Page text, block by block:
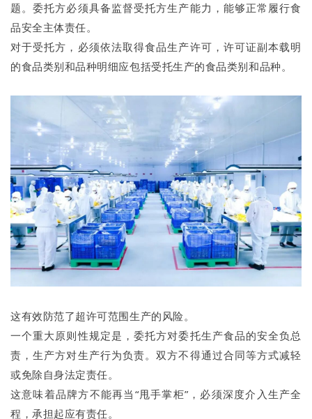
题。委托方必须具备监督受托方生产能力，能够正常履行食
品安全主体责任。
对于受托方，必须依法取得食品生产许可，许可证副本载明
的食品类别和品种明细应包括受托生产的食品类别和品种。
这有效防范了超许可范围生产的风险。
一个重大原则性规定是，委托方对委托生产食品的安全负总
责，生产方对生产行为负责。双方不得通过合同等方式减轻
或免除自身法定责任。
这意味着品牌方不能再当“甩手掌柜”，必须深度介入生产全
程，承担起应有责任。